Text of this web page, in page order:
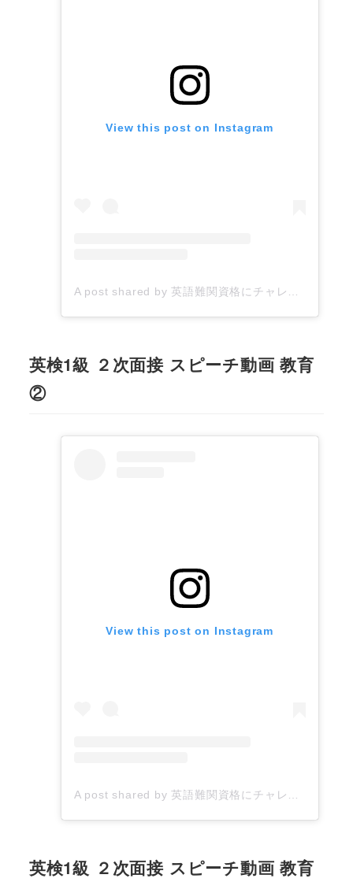
View this post on Instagram
A post shared by 英語難関資格にチャレンジするあなたを応援したい！▶︎英語コーチYumiko (@yumiko_english_coaching)
英検1級 ２次面接 スピーチ動画 教育
②
View this post on Instagram
英検1級 ２次面接 スピーチ動画 教育